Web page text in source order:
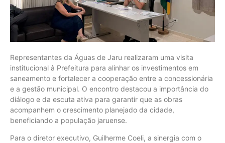
Representantes da Águas de Jaru realizaram uma visita
institucional à Prefeitura para alinhar os investimentos em
saneamento e fortalecer a cooperação entre a concessionária
e a gestão municipal. O encontro destacou a importância do
diálogo e da escuta ativa para garantir que as obras
acompanhem o crescimento planejado da cidade,
beneficiando a população jaruense.
Para o diretor executivo, Guilherme Coeli, a sinergia com o